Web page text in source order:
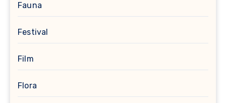
Fauna
Festival
Film
Flora